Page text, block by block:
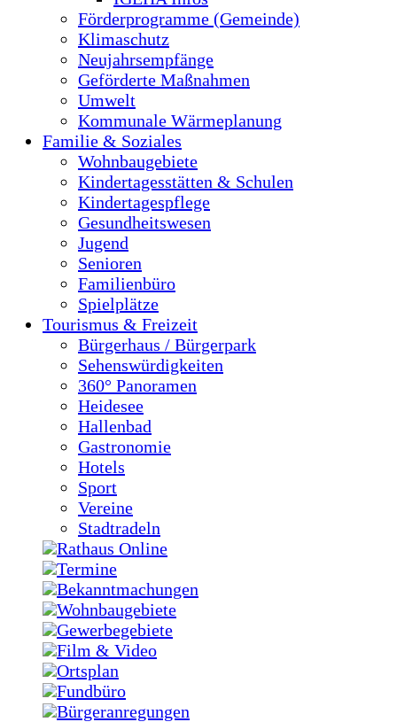
Förderprogramme (Gemeinde)
Klimaschutz
Neujahrsempfänge
Geförderte Maßnahmen
Umwelt
Kommunale Wärmeplanung
Familie & Soziales
Wohnbaugebiete
Kindertagesstätten & Schulen
Kindertagespflege
Gesundheitswesen
Jugend
Senioren
Familienbüro
Spielplätze
Tourismus & Freizeit
Bürgerhaus / Bürgerpark
Sehenswürdigkeiten
360° Panoramen
Heidesee
Hallenbad
Gastronomie
Hotels
Sport
Vereine
Stadtradeln
Rathaus Online
Termine
Bekanntmachungen
Wohnbaugebiete
Gewerbegebiete
Film & Video
Ortsplan
Fundbüro
Bürgeranregungen